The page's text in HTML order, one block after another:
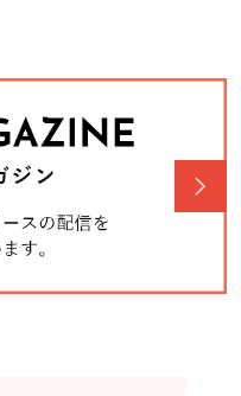
料
準〕（連結）